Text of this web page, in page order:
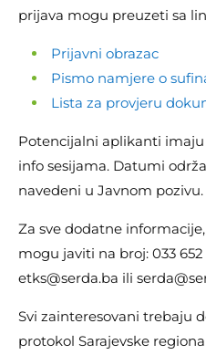
prijava mogu preuzeti sa
Prijavni obrazac
Pismo namjere o
Lista za provjeru
Potencijalni aplikanti
info sesijama. Datumi
navedeni u Javnom pozivu.
Za sve dodatne
mogu javiti na broj: 033
etks@serda.ba ili
Svi zainteresovani trebaju
protokol Sarajevske